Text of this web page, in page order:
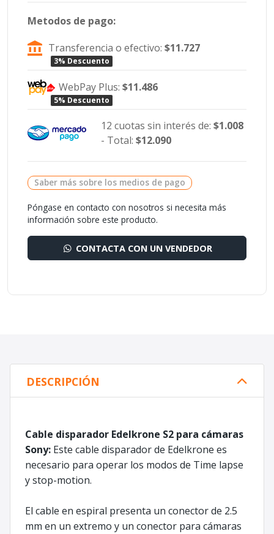
Metodos de pago:
Transferencia o efectivo:$11.727
3% Descuento
WebPay Plus:$11.486
5% Descuento
12 cuotas sin interés de: $1.008
- Total: $12.090
Saber más sobre los medios de pago
Póngase en contacto con nosotros si necesita más
información sobre este producto.
CONTACTA CON UN VENDEDOR
DESCRIPCIÓN
Cable disparador Edelkrone S2 para cámaras
Sony: Este cable disparador de Edelkrone es
necesario para operar los modos de Time lapse
y stop-motion.
El cable en espiral presenta un conector de 2.5
mm en un extremo y un conector para cámaras